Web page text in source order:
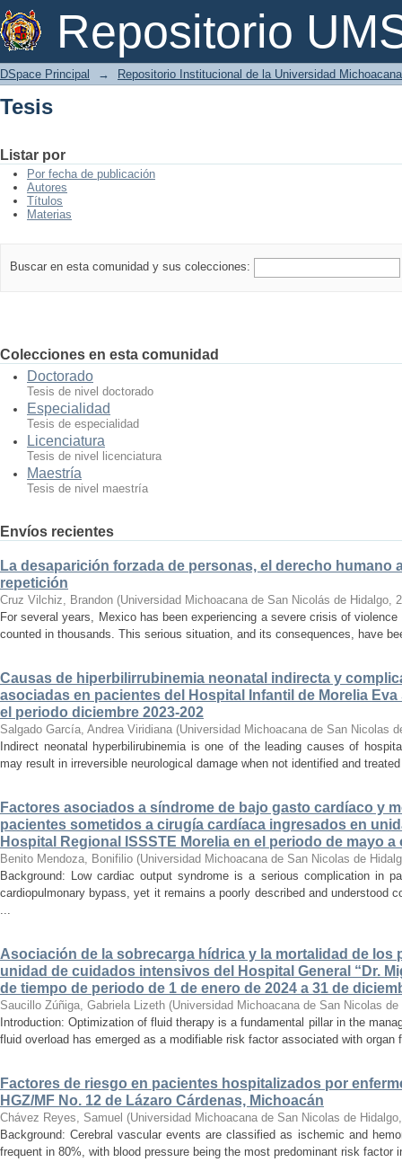
Repositorio
Tesis
DSpace Principal → Repositorio Institucional de la Universidad
Tesis
Listar por
Por fecha de publicación
Autores
Títulos
Materias
Buscar en esta comunidad y sus colecciones:
Colecciones en esta comunidad
Doctorado
Tesis de nivel doctorado
Especialidad
Tesis de especialidad
Licenciatura
Tesis de nivel licenciatura
Maestría
Tesis de nivel maestría
Envíos recientes
La desaparición forzada de personas, el derecho humano
repetición
Cruz Vilchiz, Brandon (Universidad Michoacana de San Nicolás de Hidalgo,
For several years, Mexico has been experiencing a severe crisis of
counted in thousands. This serious situation, and its consequences, have
Causas de hiperbilirrubinemia neonatal indirecta y
asociadas en pacientes del Hospital Infantil de Morelia
el periodo diciembre 2023-202
Salgado García, Andrea Viridiana (Universidad Michoacana de San Nicolas
Indirect neonatal hyperbilirubinemia is one of the leading causes of
may result in irreversible neurological damage when not identified and
Factores asociados a síndrome de bajo gasto cardíaco y
pacientes sometidos a cirugía cardíaca ingresados en
Hospital Regional ISSSTE Morelia en el periodo de mayo a
Benito Mendoza, Bonifilio (Universidad Michoacana de San Nicolas de
Background: Low cardiac output syndrome is a serious complication in
cardiopulmonary bypass, yet it remains a poorly described and understood
...
Asociación de la sobrecarga hídrica y la mortalidad de los
unidad de cuidados intensivos del Hospital General “Dr.
de tiempo de periodo de 1 de enero de 2024 a 31 de
Saucillo Zúñiga, Gabriela Lizeth (Universidad Michoacana de San Nicolas de
Introduction: Optimization of fluid therapy is a fundamental pillar in the
fluid overload has emerged as a modifiable risk factor associated with organ
Factores de riesgo en pacientes hospitalizados por
HGZ/MF No. 12 de Lázaro Cárdenas, Michoacán
Chávez Reyes, Samuel (Universidad Michoacana de San Nicolas de Hidalgo
Background: Cerebral vascular events are classified as ischemic and
frequent in 80%, with blood pressure being the most predominant risk factor